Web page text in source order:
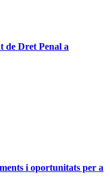
de Dret Penal a
i oportunitats per a